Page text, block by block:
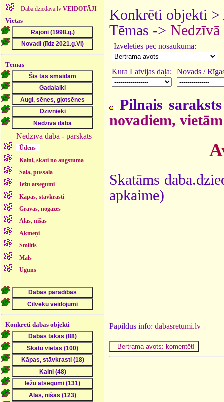
Daba.dziedava.lv VEIDOTĀJI
Vietas
Tēmas
Nedzīvā daba - pārskats
Ūdens
Kalni, skati no augstuma
Sala, pussala
Iežu atsegumi
Kāpas, stāvkrasti
Gravas, nogāzes
Alas, nišas
Akmeņi
Smiltis
Māls
Uguns
Konkrēti dabas objekti
Konkrēti objekti >
Tēmas -> Nedzīvā
Izvēlēties pēc nosaukuma:
Kura Latvijas daļa: Novads /
Pilnais
novadiem, vietām
Skatāms
apkaime)
Papildus info: dabasretumi.lv